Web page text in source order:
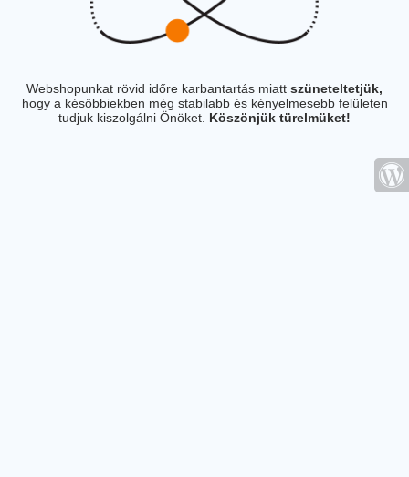
Webshopunkat rövid időre karbantartás miatt szüneteltetjük,
hogy a későbbiekben még stabilabb és kényelmesebb felületen
tudjuk kiszolgálni Önöket. Köszönjük türelmüket!